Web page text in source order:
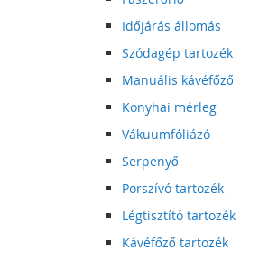
Időjárás állomás
Szódagép tartozék
Manuális kávéfőző
Konyhai mérleg
Vákuumfóliázó
Serpenyő
Porszívó tartozék
Légtisztító tartozék
Kávéfőző tartozék